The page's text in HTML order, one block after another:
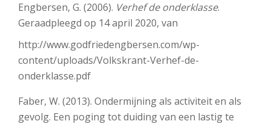
Engbersen, G. (2006). Verhef de onderklasse.
Geraadpleegd op 14 april 2020, van
http://www.godfriedengbersen.com/wp-
content/uploads/Volkskrant-Verhef-de-
onderklasse.pdf
Faber, W. (2013). Ondermijning als activiteit en als
gevolg. Een poging tot duiding van een lastig te